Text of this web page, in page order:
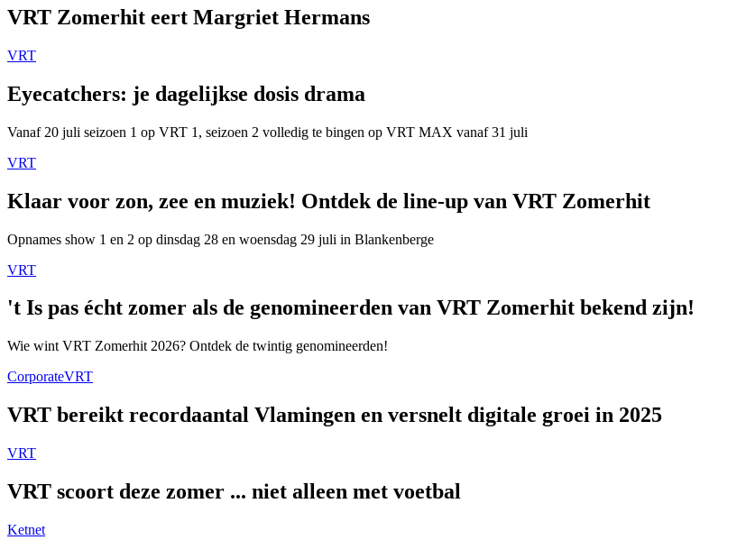
VRT Zomerhit eert Margriet Hermans
VRT
Eyecatchers: je dagelijkse dosis drama
Vanaf 20 juli seizoen 1 op VRT 1, seizoen 2 volledig te bingen op VRT MAX vanaf 31 juli
VRT
Klaar voor zon, zee en muziek! Ontdek de line-up van VRT Zomerhit
Opnames show 1 en 2 op dinsdag 28 en woensdag 29 juli in Blankenberge
VRT
't Is pas écht zomer als de genomineerden van VRT Zomerhit bekend zijn!
Wie wint VRT Zomerhit 2026? Ontdek de twintig genomineerden!
CorporateVRT
VRT bereikt recordaantal Vlamingen en versnelt digitale groei in 2025
VRT
VRT scoort deze zomer ... niet alleen met voetbal
Ketnet